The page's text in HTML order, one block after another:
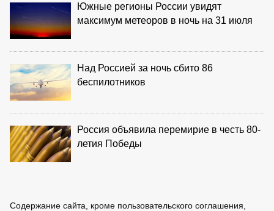
Южные регионы России увидят
максимум метеоров в ночь на 31 июля
Над Россией за ночь сбито 86
беспилотников
Россия объявила перемирие в честь 80-
летия Победы
Содержание сайта, кроме пользовательского соглашения,